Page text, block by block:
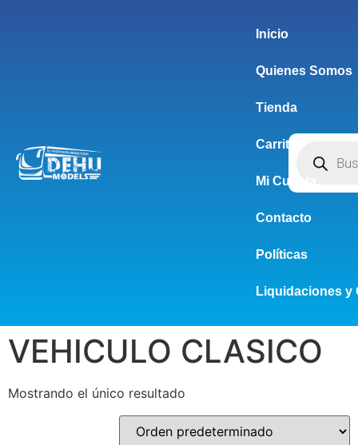
Inicio
Quienes Somos
Tienda
Carrito
Mi Cuenta
Contacto
Políticas
Liquidaciones y
VEHICULO CLASICO
Mostrando el único resultado